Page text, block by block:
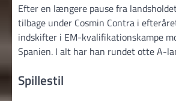
Efter en længere pause fra
tilbage under Cosmin Contra i
indskifter i EM-kvalifikationskampe
Spanien. I alt har han rundet otte A-
Spillestil